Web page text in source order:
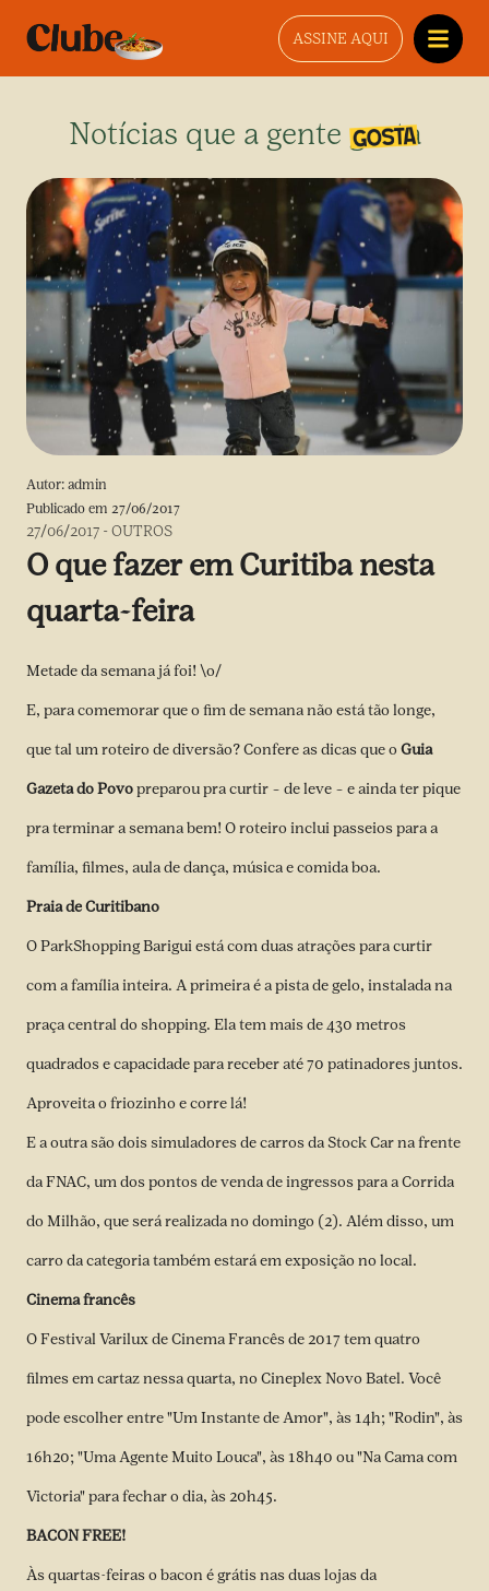
ASSINE AQUI
Notícias que a gente gosta
Autor: admin
Publicado em 27/06/2017
27/06/2017 -OUTROS
O que fazer em Curitiba nesta
quarta-feira
Metade da semana já foi! \o/
E, para comemorar que o fim de semana não está tão longe,
que tal um roteiro de diversão? Confere as dicas que oGuia
Gazeta do Povopreparou pra curtir – de leve – e ainda ter pique
pra terminar a semana bem! O roteiro inclui passeios para a
família, filmes, aula de dança, música e comida boa.
Praia de Curitibano
O ParkShopping Barigui está com duas atrações para curtir
com a família inteira. A primeira é a pista de gelo, instalada na
praça central do shopping. Ela tem mais de 430 metros
quadrados e capacidade para receber até 70 patinadores juntos.
Aproveita o friozinho e corre lá!
E a outra são dois simuladores de carros da Stock Car na frente
da FNAC, um dos pontos de venda de ingressos para a Corrida
do Milhão, que será realizada no domingo (2). Além disso, um
carro da categoria também estará em exposição no local.
Cinema francês
O Festival Varilux de Cinema Francês de 2017 tem quatro
filmes em cartaz nessa quarta, no Cineplex Novo Batel. Você
pode escolher entre "Um Instante de Amor", às 14h; "Rodin", às
16h20; "Uma Agente Muito Louca", às 18h40 ou "Na Cama com
Victoria" para fechar o dia, às 20h45.
BACON FREE!
Às quartas-feiras o bacon é grátis nas duas lojas da